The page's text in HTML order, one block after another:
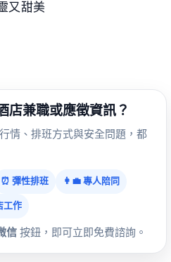
又甜美
店兼職或應徵資訊？
情、排班方式與安全問題，都
⏰ 彈性排班 👩‍💼 專人陪同
工作
信 按鈕，即可立即免費諮詢。